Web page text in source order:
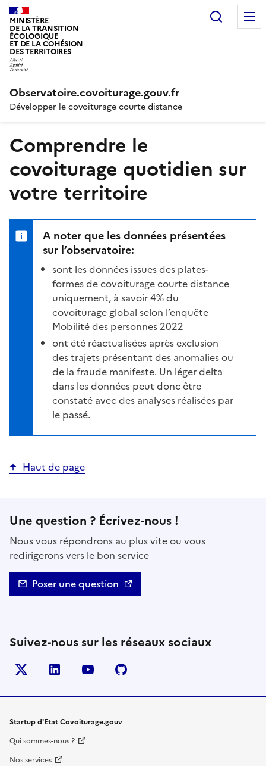
MINISTÈRE
DE LA TRANSITION
ÉCOLOGIQUE
ET DE LA COHÉSION
DES TERRITOIRES
Observatoire.covoiturage.gouv.fr
Développer le covoiturage courte distance
Comprendre le
covoiturage quotidien sur
votre territoire
A noter que les données présentées
sur l’observatoire:
sont les données issues des plates-
formes de covoiturage courte distance
uniquement, à savoir 4% du
covoiturage global selon l’enquête
Mobilité des personnes 2022
ont été réactualisées après exclusion
des trajets présentant des anomalies ou
de la fraude manifeste. Un léger delta
dans les données peut donc être
constaté avec des analyses réalisées par
le passé.
Haut de page
Une question ? Écrivez-nous !
Nous vous répondrons au plus vite ou vous
redirigerons vers le bon service
Poser une question
Suivez-nous sur les réseaux sociaux
Twitter
- nouvelle fenêtre
LinkedIn
- nouvelle fenêtre
YouTube
- nouvelle fenêtre
- nouvelle fenêtre
Startup d'Etat Covoiturage.gouv
Qui sommes-nous ?
Nos services